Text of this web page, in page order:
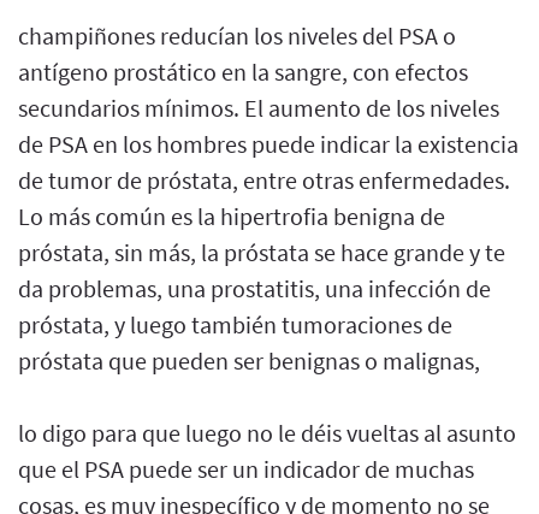
champiñones reducían los niveles del PSA o
antígeno prostático en la sangre, con efectos
secundarios mínimos. El aumento de los niveles
de PSA en los hombres puede indicar la existencia
de tumor de próstata, entre otras enfermedades.
Lo más común es la hipertrofia benigna de
próstata, sin más, la próstata se hace grande y te
da problemas, una prostatitis, una infección de
próstata, y luego también tumoraciones de
próstata que pueden ser benignas o malignas,
lo digo para que luego no le déis vueltas al asunto
que el PSA puede ser un indicador de muchas
cosas, es muy inespecífico y de momento no se